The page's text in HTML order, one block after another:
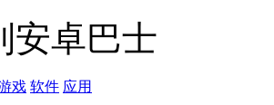
安卓巴士
戏 软件 应用